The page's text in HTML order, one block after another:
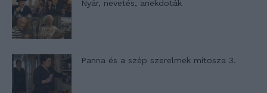
Nyár, nevetés, anekdoták
Panna és a szép szerelmek mítosza 3.